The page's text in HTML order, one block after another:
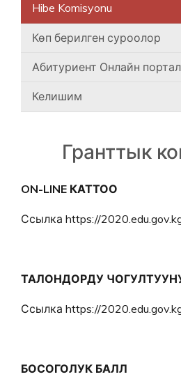
Hibe Komisyonu
Көп берилген суроолор
Абитуриент Онлайн
Келишим
Гранттык
ON-LINE КАТТОО
Ссылка https://
ТАЛОНДОРДУ
Ссылка https://
БОСОГОЛУК БАЛЛ